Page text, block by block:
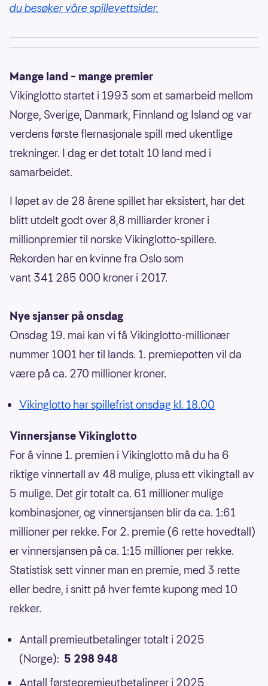
du besøker våre spillevettsider.
Mange land – mange premier
Vikinglotto startet i 1993 som et samarbeid mellom
Norge, Sverige, Danmark, Finnland og Island og var
verdens første flernasjonale spill med ukentlige
trekninger. I dag er det totalt 10 land med i
samarbeidet.
I løpet av de 28 årene spillet har eksistert, har det
blitt utdelt godt over 8,8 milliarder kroner i
millionpremier til norske Vikinglotto-spillere.
Rekorden har en kvinne fra Oslo som
vant 341 285 000 kroner i 2017.
Nye sjanser på onsdag
Onsdag 19. mai kan vi få Vikinglotto-millionær
nummer 1001 her til lands. 1. premiepotten vil da
være på ca. 270 millioner kroner.
Vikinglotto har spillefrist onsdag kl. 18.00
Vinnersjanse Vikinglotto
For å vinne 1. premien i Vikinglotto må du ha 6
riktige vinnertall av 48 mulige, pluss ett vikingtall av
5 mulige. Det gir totalt ca. 61 millioner mulige
kombinasjoner, og vinnersjansen blir da ca. 1:61
millioner per rekke. For 2. premie (6 rette hovedtall)
er vinnersjansen på ca. 1:15 millioner per rekke.
Statistisk sett vinner man en premie, med 3 rette
eller bedre, i snitt på hver femte kupong med 10
rekker.
Antall premieutbetalinger totalt i 2025
(Norge): 5 298 948
Antall førstepremieutbetalinger i 2025